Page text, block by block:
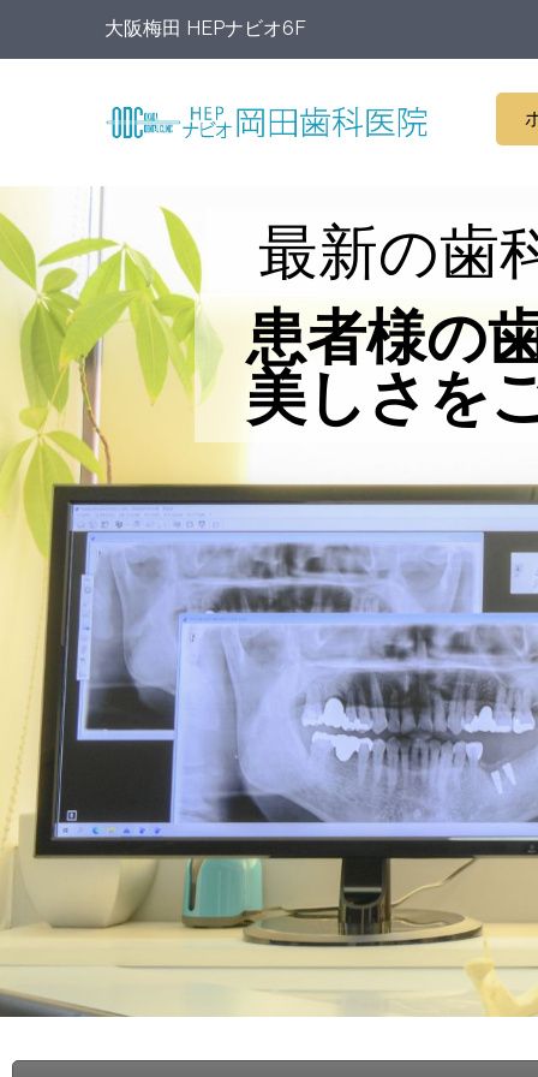
大阪梅田 HEPナビオ6F
最新の歯
患者様の
美しさを